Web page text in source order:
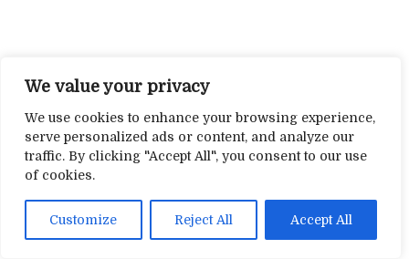
We value your privacy
We use cookies to enhance your browsing experience,
serve personalized ads or content, and analyze our
traffic. By clicking "Accept All", you consent to our use
of cookies.
Customize Reject All Accept All